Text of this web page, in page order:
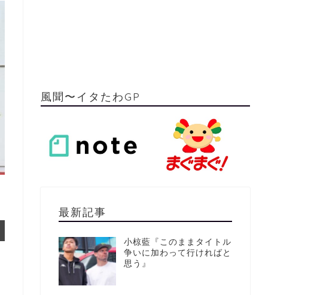
風聞〜イタたわGP
最新記事
小椋藍『このままタイトル
争いに加わって行ければと
思う』